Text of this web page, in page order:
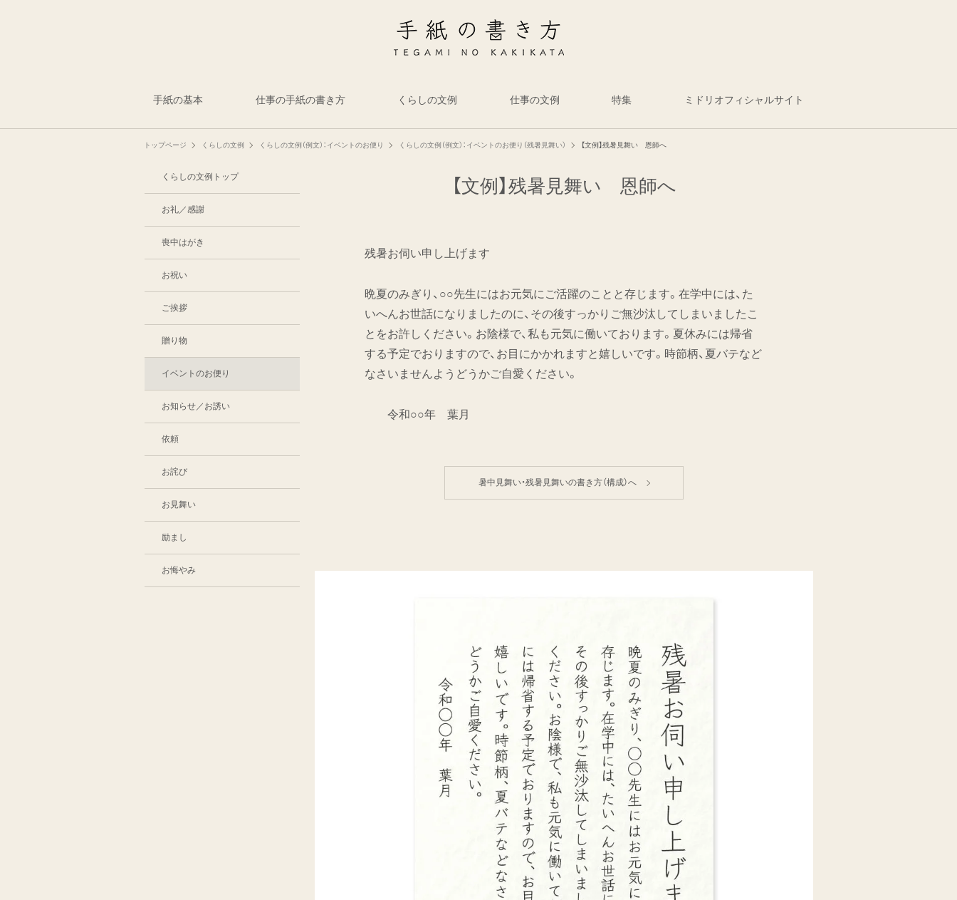
手紙の基本 仕事の手紙の書き方 くらしの文例 仕事の文例 特集 ミドリオフィシャルサイト
トップページ くらしの文例 くらしの文例（例文）：イベントのお便り くらしの文例（例文）：イベントのお便り（残暑見舞い） 【文例】残暑見舞い 恩師へ
【文例】残暑見舞い 恩師へ
残暑お伺い申し上げます
晩夏のみぎり、○○先生にはお元気にご活躍のことと存じます。在学中には、た
いへんお世話になりましたのに、その後すっかりご無沙汰してしまいましたこ
とをお許しください。お陰様で、私も元気に働いております。夏休みには帰省
する予定でおりますので、お目にかかれますと嬉しいです。時節柄、夏バテなど
なさいませんようどうかご自愛ください。
令和○○年 葉月
暑中見舞い・残暑見舞いの書き方（構成）へ
くらしの文例トップ
お礼／感謝
喪中はがき
お祝い
ご挨拶
贈り物
イベントのお便り
お知らせ／お誘い
依頼
お詫び
お見舞い
励まし
お悔やみ